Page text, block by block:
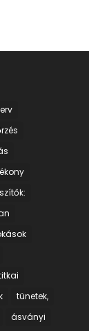
tünetek,
ásványi